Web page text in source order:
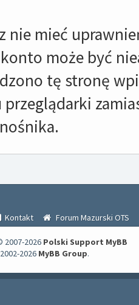
nie mieć
może być
tę stronę
przeglądarki
Kontakt Forum Mazurski OTS
2007-2026 Polski Support MyBB
2026 MyBB Group.